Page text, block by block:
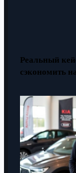
Реальный
сэкономить